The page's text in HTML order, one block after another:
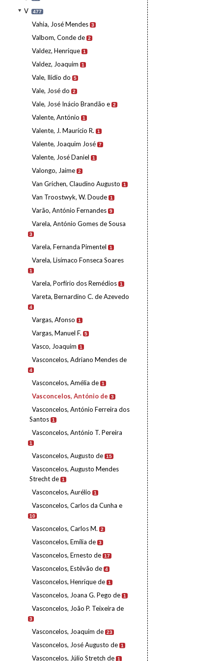
V 477
Vahia, José Mendes 3
Valbom, Conde de 2
Valdez, Henrique 1
Valdez, Joaquim 1
Vale, Ilídio do 5
Vale, José do 2
Vale, José Inácio Brandão e 2
Valente, António 1
Valente, J. Maurício R. 1
Valente, Joaquim José 7
Valente, José Daniel 1
Valongo, Jaime 2
Van Grichen, Claudino Augusto 1
Van Troostwyk, W. Doude 1
Varão, António Fernandes 9
Varela, António Gomes de Sousa
3
Varela, Fernanda Pimentel 1
Varela, Lisímaco Fonseca Soares
1
Varela, Porfírio dos Remédios 1
Vareta, Bernardino C. de Azevedo
4
Vargas, Afonso 1
Vargas, Manuel F. 5
Vasco, Joaquim 1
Vasconcelos, Adriano Mendes de
4
Vasconcelos, Amélia de 1
Vasconcelos, António de 3
Vasconcelos, António Ferreira dos
Santos 1
Vasconcelos, António T. Pereira
1
Vasconcelos, Augusto de 15
Vasconcelos, Augusto Mendes
Strecht de 1
Vasconcelos, Aurélio 1
Vasconcelos, Carlos da Cunha e
10
Vasconcelos, Carlos M. 2
Vasconcelos, Emília de 3
Vasconcelos, Ernesto de 17
Vasconcelos, Estêvão de 4
Vasconcelos, Henrique de 1
Vasconcelos, Joana G. Pego de 1
Vasconcelos, João P. Teixeira de
3
Vasconcelos, Joaquim de 23
Vasconcelos, José Augusto de 1
Vasconcelos, Júlio Stretch de 1